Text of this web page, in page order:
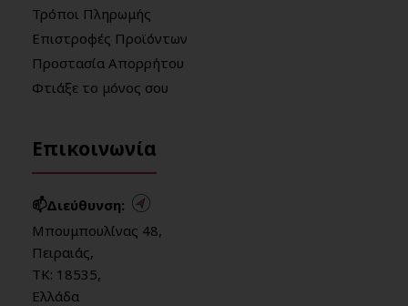
Τρόποι Πληρωμής
Επιστροφές Προϊόντων
Προστασία Απορρήτου
Φτιάξε το μόνος σου
Επικοινωνία
📫Διεύθυνση:
Μπουμπουλίνας 48,
Πειραιάς,
ΤΚ: 18535,
Ελλάδα